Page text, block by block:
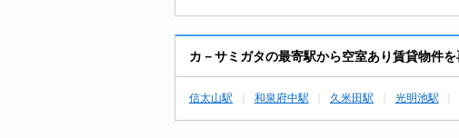
カ－サミガタの最寄駅から空室あり賃貸物件
信太山駅 和泉府中駅 久米田駅 光明池駅